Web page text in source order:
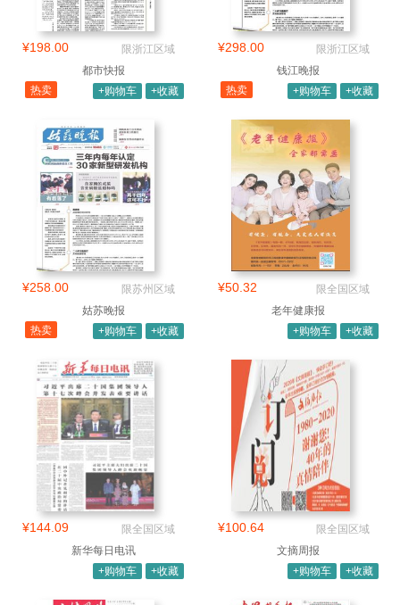
¥198.00
限浙江区域
都市快报
热卖
+购物车 +收藏
¥298.00
限浙江区域
钱江晚报
热卖
+购物车 +收藏
¥258.00
限苏州区域
姑苏晚报
热卖
+购物车 +收藏
¥50.32
限全国区域
老年健康报
+购物车
+收藏
¥144.09
限全国区域
新华每日电讯
+购物车
+收藏
¥100.64
限全国区域
文摘周报
+购物车
+收藏